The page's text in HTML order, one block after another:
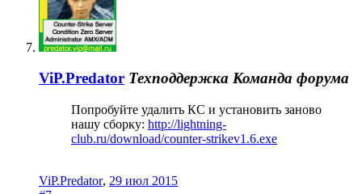
ViP.Predator Техподдержка Команда форума
Попробуйте удалить КС и установить заново
нашу сборку: http://lightning-
club.ru/download/counter-strikev1.6.exe
ViP.Predator, 29 июл 2015